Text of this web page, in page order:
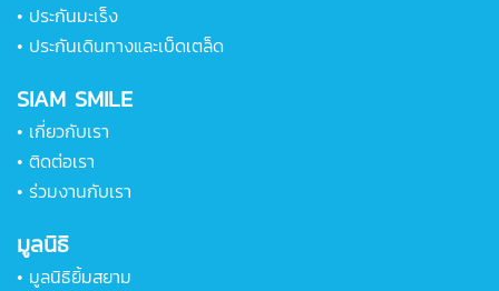
• ประกันมะเร็ง
• ประกันเดินทางและเบ็ดเตล็ด
SIAM SMILE
• เกี่ยวกับเรา
• ติดต่อเรา
• ร่วมงานกับเรา
มูลนิธิ
• มูลนิธิยิ้มสยาม